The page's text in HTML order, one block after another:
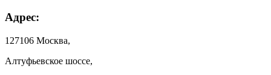
Адрес:
127106 Москва,
Алтуфьевское шоссе,